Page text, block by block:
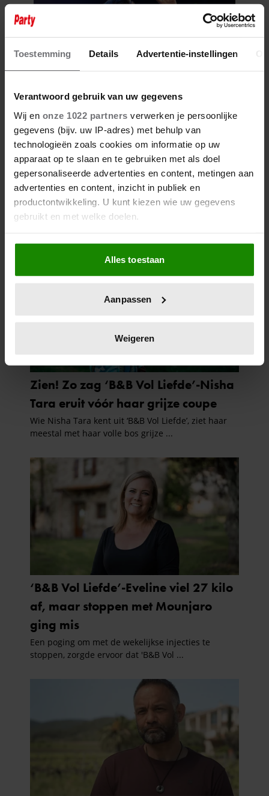
Toestemming Details Advertentie-instellingen
Verantwoord gebruik van uw gegevens
Wij en onze 1022 partners verwerken je persoonlijke
gegevens (bijv. uw IP-adres) met behulp van
technologieën zoals cookies om informatie op uw
apparaat op te slaan en te gebruiken met als doel
gepersonaliseerde advertenties en content, metingen aan
advertenties en content, inzicht in publiek en
productontwikkeling. U kunt kiezen wie uw gegevens
gebruikt en met welke doelen.
Als u het toestaat, willen we ook graag:
Informatie verzamelen over uw geografische
locatie, die tot een paar meter nauwkeurig kan zijn
scannen op specifieke eigenschappen (fingerprinting)
verwerkt en stel uw voorkeuren in het
intrekken in de Cookieverklaring.
We gebruiken cookies om content en advertenties te
personaliseren, om functies voor social media te bieden
en om ons websiteverkeer te analyseren. Ook delen we
informatie over uw gebruik van onze site met onze
partners kunnen deze gegevens combineren met andere
informatie die u aan ze heeft verstrekt of die ze hebben
verzameld op basis van uw gebruik van hun services. U
gaat akkoord met onze cookies als u onze website blijft
Alles toestaan
Aanpassen
Weigeren
31 december 2024
ROB KEMPS VOELT ZICH
GEZEGEND: ‘MET DE KINDEREN
EN DE LIEFDE GAAT HET
GEWELDIG’